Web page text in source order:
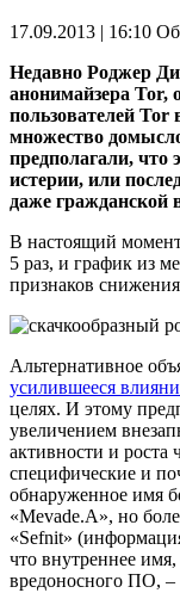
17.09.2013 | 16:10
Недавно Роджер
анонимайзера Tor,
пользователей
множество
предполагали, что
истерии, или
даже
В настоящий
5 раз, и график из
признаков
Альтернативное
усилившееся
целях. И этому
увеличением
активности и роста
специфические и
обнаруженное имя
«Mevade.A», но
«Sefnit»
что внутреннее имя,
вредоносного ПО, –